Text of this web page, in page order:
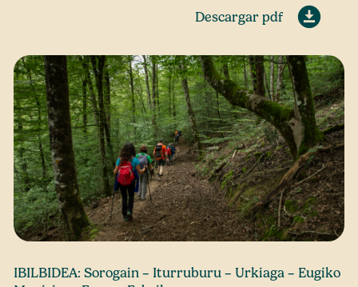
Descargar pdf
IBILBIDEA: Sorogain – Iturruburu – Urkiaga – Eugiko